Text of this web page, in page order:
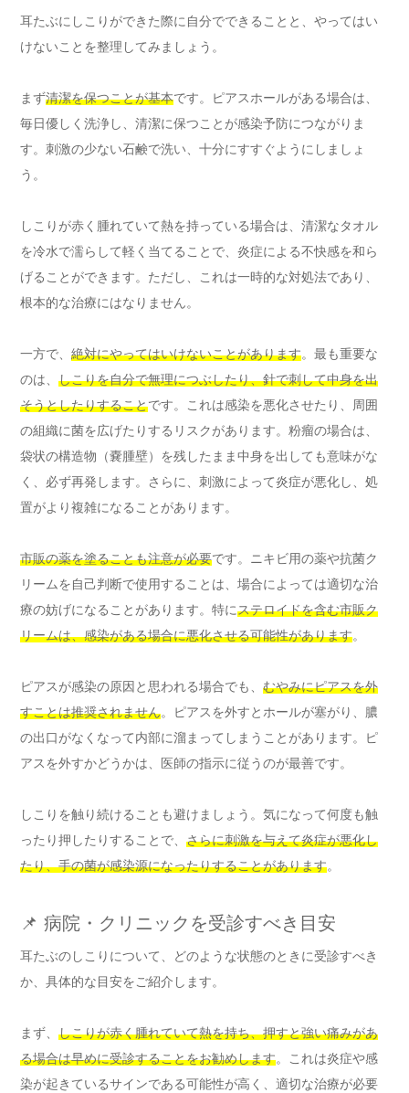
耳たぶにしこりができた際に自分でできることと、やってはい
けないことを整理してみましょう。
まず清潔を保つことが基本です。ピアスホールがある場合は、
毎日優しく洗浄し、清潔に保つことが感染予防につながりま
す。刺激の少ない石鹸で洗い、十分にすすぐようにしましょ
う。
しこりが赤く腫れていて熱を持っている場合は、清潔なタオル
を冷水で濡らして軽く当てることで、炎症による不快感を和ら
げることができます。ただし、これは一時的な対処法であり、
根本的な治療にはなりません。
一方で、 絶対にやってはいけないことがあります。最も重要な
のは、 しこりを自分で無理につぶしたり、針で刺して中身を出
そうとしたりすることです。これは感染を悪化させたり、周囲
の組織に菌を広げたりするリスクがあります。粉瘤の場合は、
袋状の構造物（嚢腫壁）を残したまま中身を出しても意味がな
く、必ず再発します。さらに、刺激によって炎症が悪化し、処
置がより複雑になることがあります。
市販の薬を塗ることも注意が必要です。ニキビ用の薬や抗菌ク
リームを自己判断で使用することは、場合によっては適切な治
療の妨げになることがあります。特にステロイドを含む市販ク
リームは、感染がある場合に悪化させる可能性があります。
ピアスが感染の原因と思われる場合でも、 むやみにピアスを外
すことは推奨されません。ピアスを外すとホールが塞がり、膿
の出口がなくなって内部に溜まってしまうことがあります。ピ
アスを外すかどうかは、医師の指示に従うのが最善です。
しこりを触り続けることも避けましょう。気になって何度も触
ったり押したりすることで、 さらに刺激を与えて炎症が悪化し
たり、手の菌が感染源になったりすることがあります。
📌 病院・クリニックを受診すべき目安
耳たぶのしこりについて、どのような状態のときに受診すべき
か、具体的な目安をご紹介します。
まず、 しこりが赤く腫れていて熱を持ち、押すと強い痛みがあ
る場合は早めに受診することをお勧めします。これは炎症や感
染が起きているサインである可能性が高く、適切な治療が必要